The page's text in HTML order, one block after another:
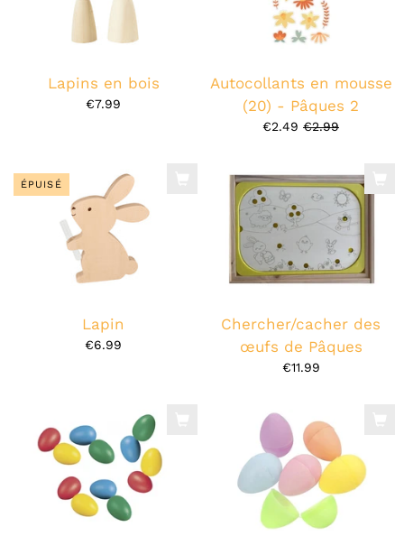
Lapins en bois
€7.99
Autocollants en mousse
(20) - Pâques 2
€2.49 €2.99
ÉPUISÉ
Lapin
€6.99
Chercher/cacher des
œufs de Pâques
€11.99